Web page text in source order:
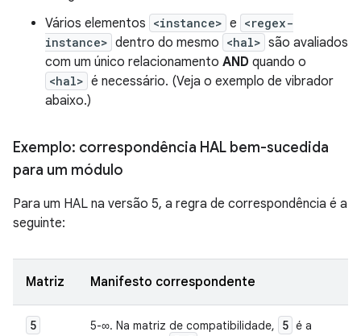
Vários elementos <instance> e <regex-
instance> dentro do mesmo <hal> são avaliados
com um único relacionamento AND quando o
<hal> é necessário. (Veja o exemplo de vibrador
abaixo.)
Exemplo: correspondência HAL bem-sucedida
para um módulo
Para um HAL na versão 5, a regra de correspondência é a
seguinte:
Matriz Manifesto correspondente
5 5-∞. Na matriz de compatibilidade, 5 é a